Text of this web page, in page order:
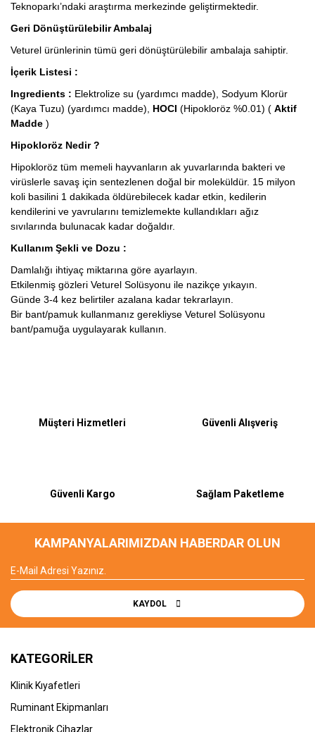
Teknoparkı’ndaki araştırma merkezinde geliştirmektedir.
Geri Dönüştürülebilir Ambalaj
Veturel ürünlerinin tümü geri dönüştürülebilir ambalaja sahiptir.
İçerik Listesi :
Ingredients : Elektrolize su (yardımcı madde), Sodyum Klorür
(Kaya Tuzu) (yardımcı madde), HOCI (Hipokloröz %0.01) ( Aktif
Madde )
Hipokloröz Nedir ?
Hipokloröz tüm memeli hayvanların ak yuvarlarında bakteri ve
virüslerle savaş için sentezlenen doğal bir moleküldür. 15 milyon
koli basilini 1 dakikada öldürebilecek kadar etkin, kedilerin
kendilerini ve yavrularını temizlemekte kullandıkları ağız
sıvılarında bulunacak kadar doğaldır.
Kullanım Şekli ve Dozu :
Damlalığı ihtiyaç miktarına göre ayarlayın.
Etkilenmiş gözleri Veturel Solüsyonu ile nazikçe yıkayın.
Günde 3-4 kez belirtiler azalana kadar tekrarlayın.
Bir bant/pamuk kullanmanız gerekliyse Veturel Solüsyonu
bant/pamuğa uygulayarak kullanın.
Müşteri Hizmetleri Güvenli Alışveriş
Güvenli Kargo Sağlam Paketleme
KAMPANYALARIMIZDAN HABERDAR OLUN
KAYDOL
KATEGORİLER
Klinik Kıyafetleri
Ruminant Ekipmanları
Elektronik Cihazlar